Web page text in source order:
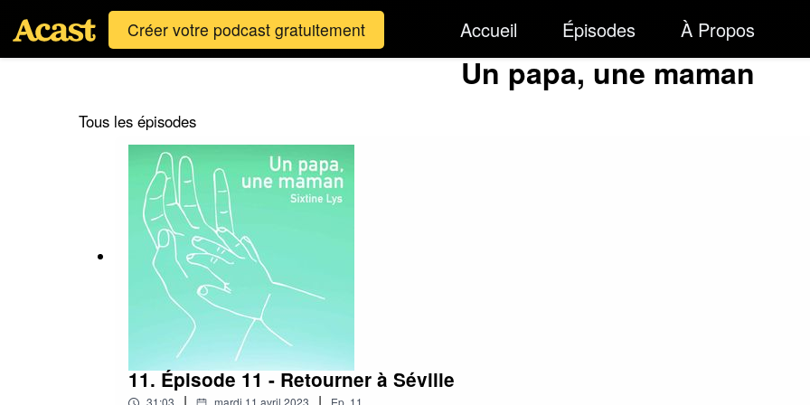
Créer votre podcast gratuitement Accueil Épisodes À Propos
Un papa, une maman
Tous les épisodes
11. Épisode 11 - Retourner à Séville